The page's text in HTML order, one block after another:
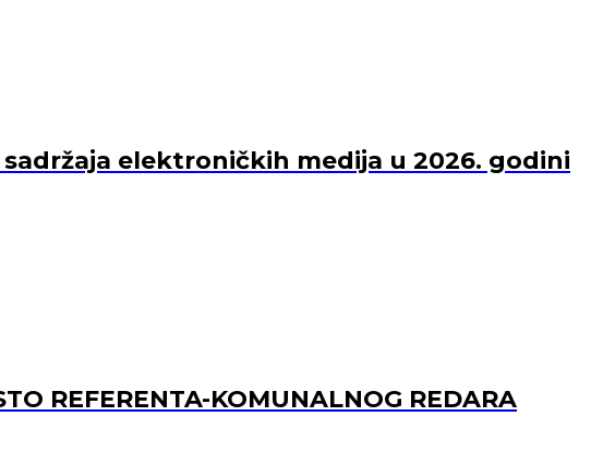
elektroničkih medija u 2026. godini
REFERENTA-KOMUNALNOG REDARA